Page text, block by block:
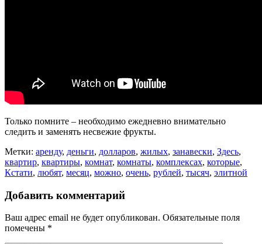
Только помните – необходимо ежедневно внимательно
следить и заменять несвежие фрукты.
Метки: аренду, деньги, долларов, жилых, занавески, Здесь,
квартир, квартиры, комнат, комнаты, комплексах, которые,
Кстати, любят, месяц, можно, очень, рублей, тысяч, элитной
Добавить комментарий
Ваш адрес email не будет опубликован. Обязательные поля
помечены *